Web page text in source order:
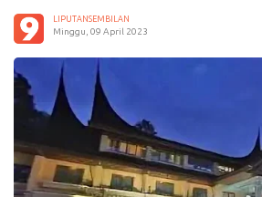
LIPUTANSEMBILAN
Minggu, 09 April 2023